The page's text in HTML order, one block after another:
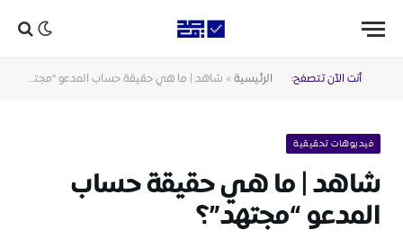
أنت الآن تتصفح: الرئيسية » شاهد | ما هي حقيقة حساب المدعو “مجتهد”؟
فيديوهات تحقيقية
شاهد | ما هي حقيقة حساب
المدعو “مجتهد”؟